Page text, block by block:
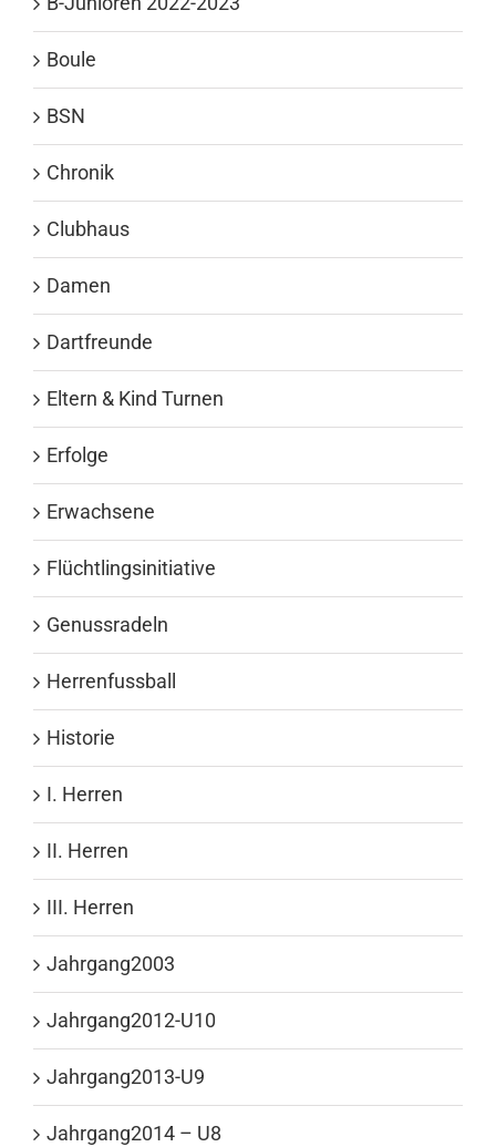
Boule
BSN
Chronik
Clubhaus
Damen
Dartfreunde
Eltern & Kind Turnen
Erfolge
Erwachsene
Flüchtlingsinitiative
Genussradeln
Herrenfussball
Historie
I. Herren
II. Herren
III. Herren
Jahrgang2003
Jahrgang2012-U10
Jahrgang2013-U9
Jahrgang2014 – U8